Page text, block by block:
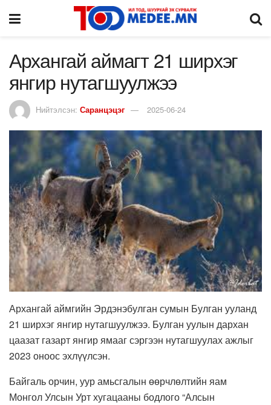
Архангай аймагт 21 ширхэг
янгир нутагшуулжээ
Нийтэлсэн: Саранцэцэг 2025-06-24
Архангай аймгийн Эрдэнэбулган сумын Булган ууланд
21 ширхэг янгир нутагшуулжээ. Булган уулын дархан
цаазат газарт янгир ямааг сэргээн нутагшуулах ажлыг
2023 оноос эхлүүлсэн.
Байгаль орчин, уур амьсгалын өөрчлөлтийн яам
Монгол Улсын Урт хугацааны бодлого “Алсын